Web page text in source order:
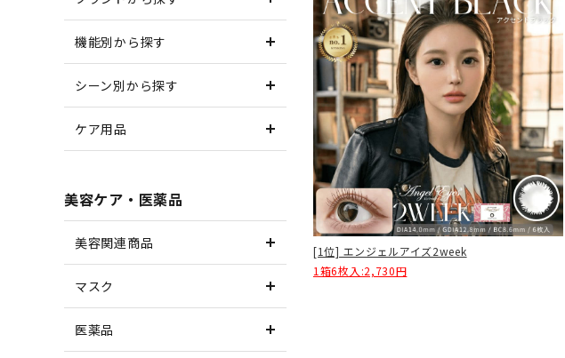
機能別から探す
シーン別から探す
ケア用品
美容ケア・医薬品
美容関連商品
マスク
医薬品
[1位] エンジェルアイズ2week
1箱6枚入:2,730円